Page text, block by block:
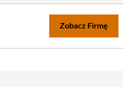
Zobacz Firmę